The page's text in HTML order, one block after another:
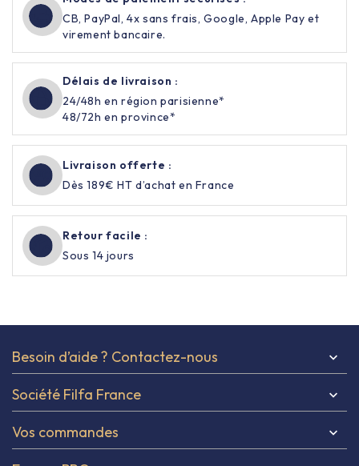
CB, PayPal, 4x sans frais, Google, Apple Pay et
virement bancaire.
Délais de livraison :
24/48h en région parisienne*
48/72h en province*
Livraison offerte :
Dès 189€ HT d’achat en France
Retour facile :
Sous 14 jours
Besoin d’aide ? Contactez-nous 
Société Filfa France 
Vos commandes 